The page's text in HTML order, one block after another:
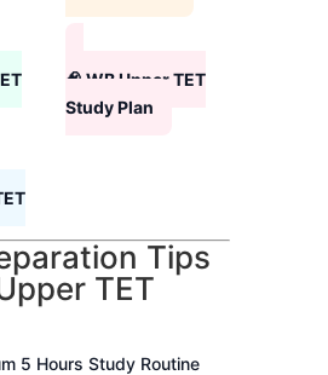
🧠 WB Upper TET
Study Plan
Tips
TET
5 Hours Study Routine